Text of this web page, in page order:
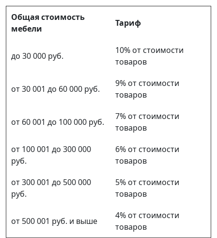
Общая стоимость
мебели
Тариф
до 30 000 руб.
10% от стоимости
товаров
от 30 001 до 60 000 руб.
9% от стоимости
товаров
от 60 001 до 100 000 руб.
7% от стоимости
товаров
от 100 001 до 300 000
руб.
6% от стоимости
товаров
от 300 001 до 500 000
руб.
5% от стоимости
товаров
от 500 001 руб. и выше
4% от стоимости
товаров